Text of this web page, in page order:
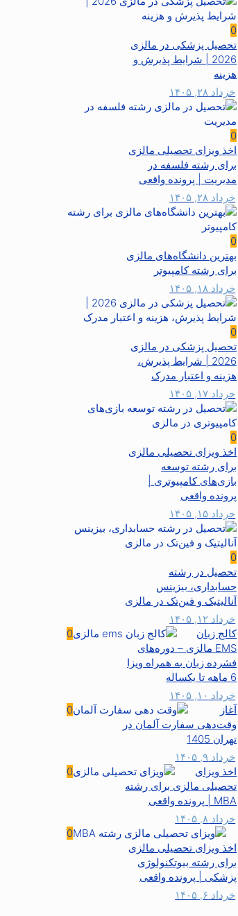
0
تحصیل پزشکی در مالزی
2026 | شرایط پذیرش و
هزینه
خرداد ۲۸, ۱۴۰۵
0
اخذ ویزای تحصیلی مالزی
برای رشته فلسفه در
مدیریت | پرونده واقعی
خرداد ۲۸, ۱۴۰۵
0
بهترین دانشگاه‌های مالزی
برای رشته کامپیوتر
خرداد ۱۸, ۱۴۰۵
0
تحصیل پزشکی در مالزی
2026 | شرایط پذیرش،
هزینه و اعتبار مدرک
خرداد ۱۷, ۱۴۰۵
0
اخذ ویزای تحصیلی مالزی
برای رشته توسعه
بازی‌های کامپیوتری |
پرونده واقعی
خرداد ۱۵, ۱۴۰۵
0
تحصیل در رشته
حسابداری، بیزینس
آنالیتیک و فین‌تک در مالزی
خرداد ۱۲, ۱۴۰۵
0
کالج زبان
EMS مالزی – دوره‌های
فشرده زبان به همراه ویزا
6 ماهه تا یکساله
خرداد ۱۰, ۱۴۰۵
0
آغاز
وقت‌دهی سفارت آلمان در
تهران 1405
خرداد ۹, ۱۴۰۵
0
اخذ ویزای
تحصیلی مالزی برای رشته
MBA | پرونده واقعی
خرداد ۸, ۱۴۰۵
0
اخذ ویزای تحصیلی مالزی
برای رشته بیوتکنولوژی
پزشکی | پرونده واقعی
خرداد ۶, ۱۴۰۵